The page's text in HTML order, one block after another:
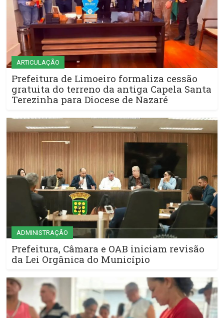
ARTICULAÇÃO
Prefeitura de Limoeiro formaliza cessão
gratuita do terreno da antiga Capela Santa
Terezinha para Diocese de Nazaré
ADMINISTRAÇÃO
Prefeitura, Câmara e OAB iniciam revisão
da Lei Orgânica do Município